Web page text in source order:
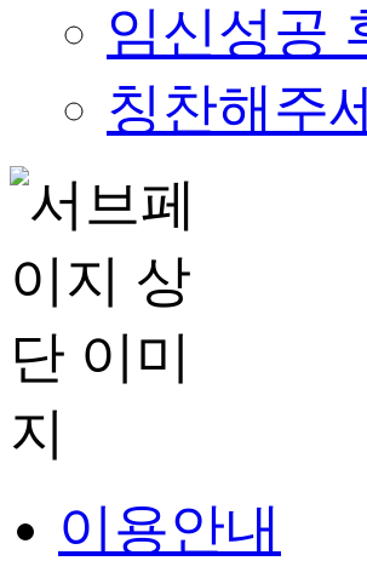
임신성공
칭찬해주
이용안내